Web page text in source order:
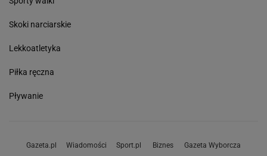
Skoki narciarskie
Lekkoatletyka
Piłka ręczna
Pływanie
Gazeta.pl Wiadomości Sport.pl Biznes Gazeta Wyborcza